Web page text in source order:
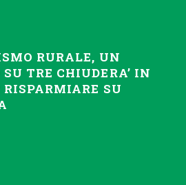
RURALE, UN
TRE CHIUDERA’ IN
SU